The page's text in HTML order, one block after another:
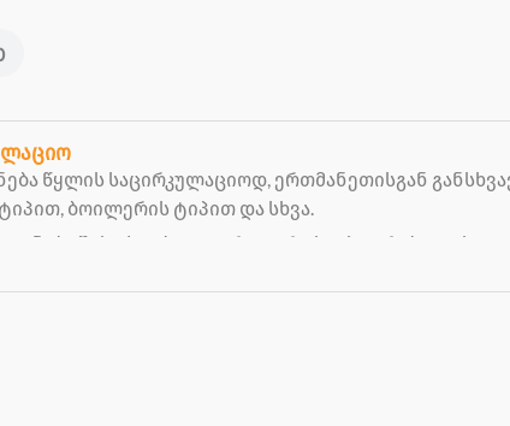
წყლის საცირკულაციოდ, ერთმანეთისგან
ტიპით, ბოილერის ტიპით და სხვა.
შესაძლებელია, როგორც საცხოვრებელ